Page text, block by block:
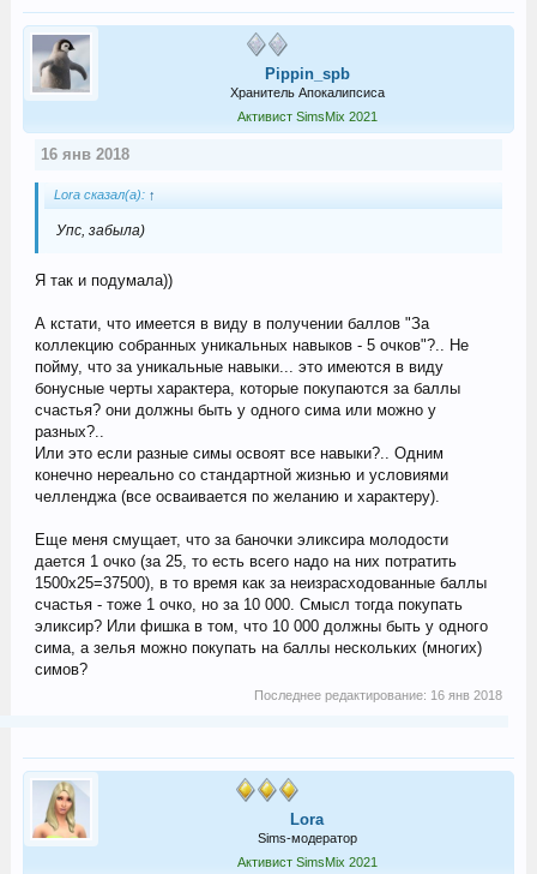
Pippin_spb
Хранитель Апокалипсиса
Активист SimsMix 2021
16 янв 2018
Lora сказал(а): ↑
Упс, забыла)
Я так и подумала))
А кстати, что имеется в виду в получении баллов "За
коллекцию собранных уникальных навыков - 5 очков"?.. Не
пойму, что за уникальные навыки... это имеются в виду
бонусные черты характера, которые покупаются за баллы
счастья? они должны быть у одного сима или можно у
разных?..
Или это если разные симы освоят все навыки?.. Одним
конечно нереально со стандартной жизнью и условиями
челленджа (все осваивается по желанию и характеру).
Еще меня смущает, что за баночки эликсира молодости
дается 1 очко (за 25, то есть всего надо на них потратить
1500х25=37500), в то время как за неизрасходованные баллы
счастья - тоже 1 очко, но за 10 000. Смысл тогда покупать
эликсир? Или фишка в том, что 10 000 должны быть у одного
сима, а зелья можно покупать на баллы нескольких (многих)
симов?
Последнее редактирование: 16 янв 2018
Lora
Sims-модератор
Активист SimsMix 2021